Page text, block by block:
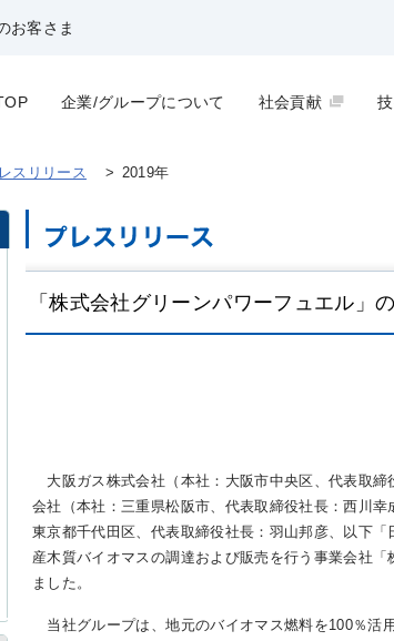
お客さま
企業/グループについて 社会貢献
スリリース > 2019年
「株式会社グリーンパワーフュエル」
大阪ガス株式会社（本社：大阪市中央区、代表取
会社（本社：三重県松阪市、代表取締役社長：西川
東京都千代田区、代表取締役社長：羽山邦彦、以下
産木質バイオマスの調達および販売を行う事業会社
ました。
当社グループは、地元のバイオマス燃料を100％活